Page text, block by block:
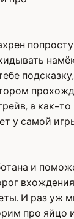
а как-
у самой
и
И раз уж
про яйцо